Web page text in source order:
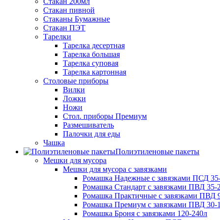
Стакан пивной
Стаканы Бумажные
Стакан ПЭТ
Тарелки
Тарелка десертная
Тарелка большая
Тарелка суповая
Тарелка картонная
Столовые приборы
Вилки
Ложки
Ножи
Стол. приборы Премиум
Размешиватель
Палочки для еды
Чашка
Полиэтиленовые пакеты
Мешки для мусора
Мешки для мусора с завязками
Ромашка Надежные с завязками ПСД
Ромашка Стандарт с завязками ПВД 35-
Ромашка Практичные с завязками ПВД
Ромашка Премиум с завязками ПВД 30-
Ромашка Броня с завязками 120-240л